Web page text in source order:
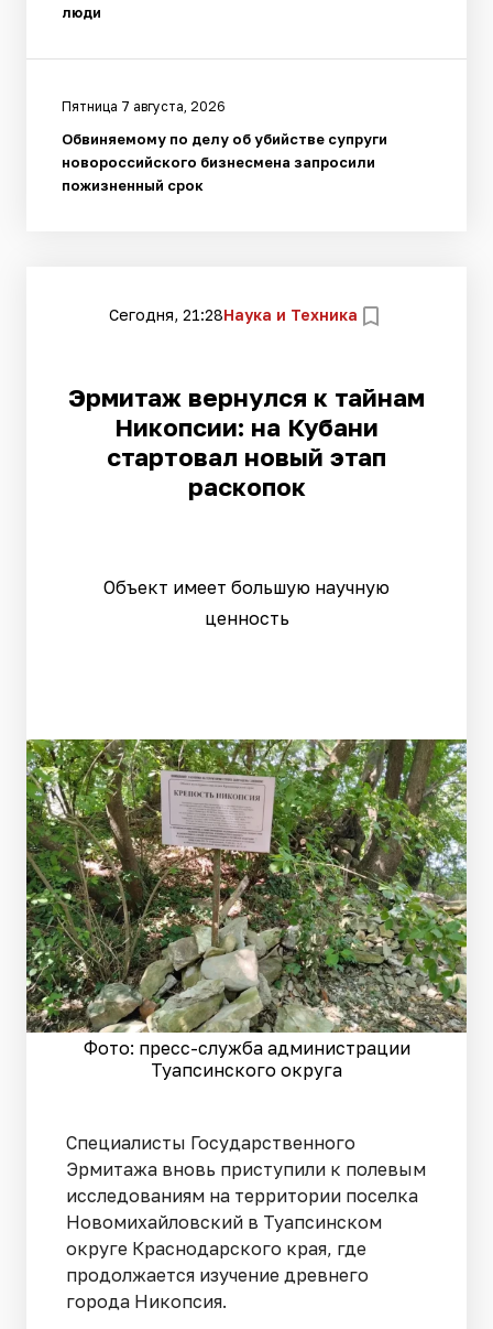
люди
Пятница 7 августа, 2026
Обвиняемому по делу об убийстве супруги
новороссийского бизнесмена запросили
пожизненный срок
Сегодня, 21:28Наука и Техника
Эрмитаж вернулся к тайнам
Никопсии: на Кубани
стартовал новый этап
раскопок
Объект имеет большую научную
ценность
Фото: пресс-служба администрации
Туапсинского округа
Специалисты Государственного
Эрмитажа вновь приступили к полевым
исследованиям на территории поселка
Новомихайловский в Туапсинском
округе Краснодарского края, где
продолжается изучение древнего
города Никопсия.